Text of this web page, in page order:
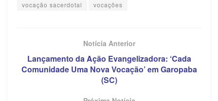
vocação sacerdotal
vocações
Notícia Anterior
Lançamento da Ação Evangelizadora: ‘Cada
Comunidade Uma Nova Vocação’ em Garopaba
(SC)